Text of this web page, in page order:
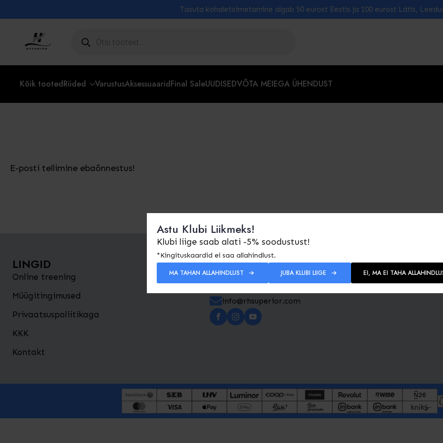
Tasuta kohaletoimetamine algab 50 eurost Eestis ja 100 eurost Lätis,
otsing
Kõik tootedRiided VarustusAksessuaaridFinal SaleUUDISEDVÕTA MEIEGA ÜHENDUST
E-posti tellimine ebaõnnestus!
LINGID
Online treening
Müügitingimused
Privaatsuspoliitikaga
KKK
Kontakt
info@rhsuperior.com​
Astu Klubi Liikmeks!
Klubi liige saab alati -5% soodustust!
*Kingituskaardid ei saa allahindlust.
MA TAHAN ALLAHINDLUST JUBA KLUBI LIIGE EI, MA EI TAHA